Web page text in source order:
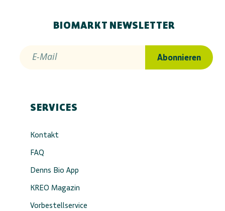
BIOMARKT NEWSLETTER
E-Mail Abonnieren
SERVICES
Kontakt
FAQ
Denns Bio App
KREO Magazin
Vorbestellservice